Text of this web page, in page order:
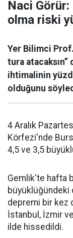
Naci
olma riski
Yer Bilimci
tura atacaksın”
ihtimalinin
olduğunu
4 Aralık
Körfezi'nde
4,5 ve 3,5
Gemlik'te hafta
büyüklüğündeki
depremi bir kez
İstanbul, İzmir
ilde hissedildi.